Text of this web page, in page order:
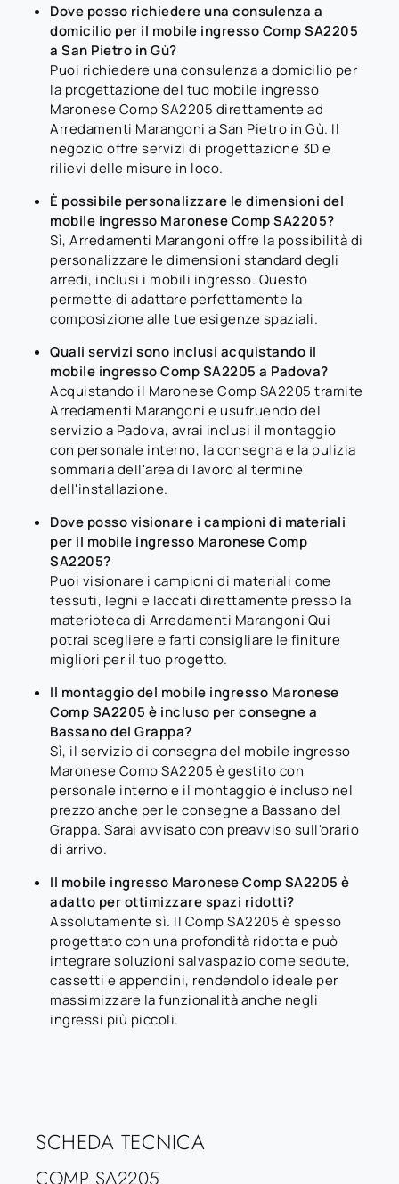
Dove posso richiedere una consulenza a
domicilio per il mobile ingresso Comp SA2205
a San Pietro in Gù?
Puoi richiedere una consulenza a domicilio per
la progettazione del tuo mobile ingresso
Maronese Comp SA2205 direttamente ad
Arredamenti Marangoni a San Pietro in Gù. Il
negozio offre servizi di progettazione 3D e
rilievi delle misure in loco.
È possibile personalizzare le dimensioni del
mobile ingresso Maronese Comp SA2205?
Sì, Arredamenti Marangoni offre la possibilità di
personalizzare le dimensioni standard degli
arredi, inclusi i mobili ingresso. Questo
permette di adattare perfettamente la
composizione alle tue esigenze spaziali.
Quali servizi sono inclusi acquistando il
mobile ingresso Comp SA2205 a Padova?
Acquistando il Maronese Comp SA2205 tramite
Arredamenti Marangoni e usufruendo del
servizio a Padova, avrai inclusi il montaggio
con personale interno, la consegna e la pulizia
sommaria dell'area di lavoro al termine
dell'installazione.
Dove posso visionare i campioni di materiali
per il mobile ingresso Maronese Comp
SA2205?
Puoi visionare i campioni di materiali come
tessuti, legni e laccati direttamente presso la
materioteca di Arredamenti Marangoni Qui
potrai scegliere e farti consigliare le finiture
migliori per il tuo progetto.
Il montaggio del mobile ingresso Maronese
Comp SA2205 è incluso per consegne a
Bassano del Grappa?
Sì, il servizio di consegna del mobile ingresso
Maronese Comp SA2205 è gestito con
personale interno e il montaggio è incluso nel
prezzo anche per le consegne a Bassano del
Grappa. Sarai avvisato con preavviso sull'orario
di arrivo.
Il mobile ingresso Maronese Comp SA2205 è
adatto per ottimizzare spazi ridotti?
Assolutamente sì. Il Comp SA2205 è spesso
progettato con una profondità ridotta e può
integrare soluzioni salvaspazio come sedute,
cassetti e appendini, rendendolo ideale per
massimizzare la funzionalità anche negli
ingressi più piccoli.
SCHEDA TECNICA
COMP SA2205